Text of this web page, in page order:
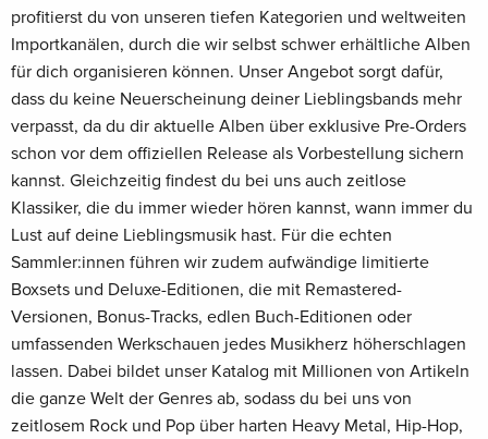
profitierst du von unseren tiefen Kategorien und weltweiten
Importkanälen, durch die wir selbst schwer erhältliche Alben
für dich organisieren können. Unser Angebot sorgt dafür,
dass du keine Neuerscheinung deiner Lieblingsbands mehr
verpasst, da du dir aktuelle Alben über exklusive Pre-Orders
schon vor dem offiziellen Release als Vorbestellung sichern
kannst. Gleichzeitig findest du bei uns auch zeitlose
Klassiker, die du immer wieder hören kannst, wann immer du
Lust auf deine Lieblingsmusik hast. Für die echten
Sammler:innen führen wir zudem aufwändige limitierte
Boxsets und Deluxe-Editionen, die mit Remastered-
Versionen, Bonus-Tracks, edlen Buch-Editionen oder
umfassenden Werkschauen jedes Musikherz höherschlagen
lassen. Dabei bildet unser Katalog mit Millionen von Artikeln
die ganze Welt der Genres ab, sodass du bei uns von
zeitlosem Rock und Pop über harten Heavy Metal, Hip-Hop,